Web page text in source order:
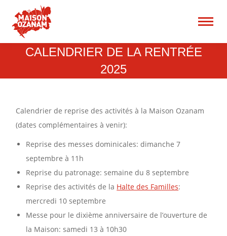
:
CALENDRIER DE LA RENTRÉE
2025
Calendrier de reprise des activités à la Maison Ozanam
(dates complémentaires à venir):
Reprise des messes dominicales: dimanche 7
septembre à 11h
Reprise du patronage: semaine du 8 septembre
Reprise des activités de la Halte des Familles:
mercredi 10 septembre
Messe pour le dixième anniversaire de l’ouverture de
la Maison: samedi 13 à 10h30